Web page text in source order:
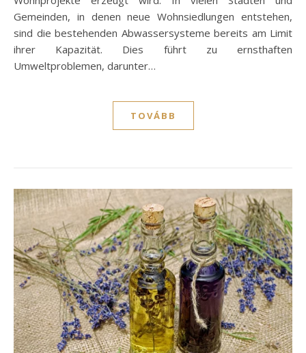
Gemeinden, in denen neue Wohnsiedlungen entstehen,
sind die bestehenden Abwassersysteme bereits am Limit
ihrer Kapazität. Dies führt zu ernsthaften
Umweltproblemen, darunter…
TOVÁBB